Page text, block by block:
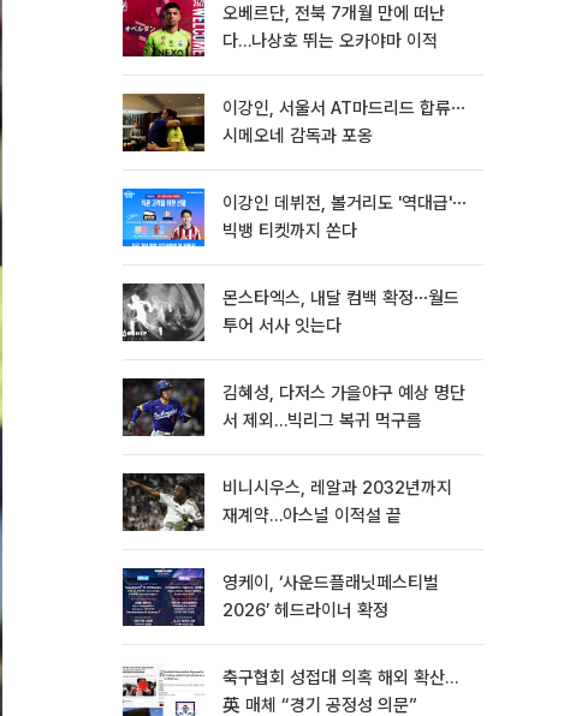
오베르단, 전북 7개월 만에 떠난
다…나상호 뛰는 오카야마 이적
이강인, 서울서 AT마드리드 합류⋯
시메오네 감독과 포옹
이강인 데뷔전, 볼거리도 '역대급'⋯
빅뱅 티켓까지 쏜다
몬스타엑스, 내달 컴백 확정⋯월드
투어 서사 잇는다
김혜성, 다저스 가을야구 예상 명단
서 제외…빅리그 복귀 먹구름
비니시우스, 레알과 2032년까지
재계약…아스널 이적설 끝
영케이, ‘사운드플래닛페스티벌
2026’ 헤드라이너 확정
축구협회 성접대 의혹 해외 확산…
英 매체 “경기 공정성 의문”